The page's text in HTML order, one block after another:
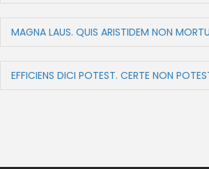
MAGNA LAUS. QUIS ARISTIDEM NON
EFFICIENS DICI POTEST. CERTE NON